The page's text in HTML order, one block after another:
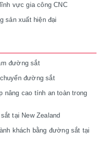
vực gia công CNC
sản xuất hiện đại
đường sắt
đường sắt
nâng cao tính an toàn trong
tại New Zealand
khách bằng đường sắt tại